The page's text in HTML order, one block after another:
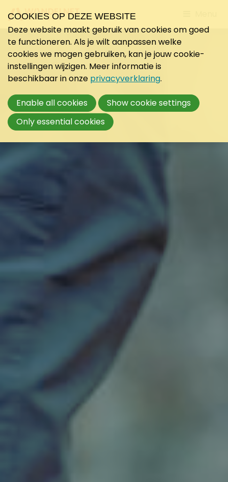
to
COOKIES OP DEZE WEBSITE
Deze website maakt gebruik van cookies om goed
te functioneren. Als je wilt aanpassen welke
cookies we mogen gebruiken, kan je jouw cookie-
instellingen wijzigen. Meer informatie is
beschikbaar in onze privacyverklaring.
Enable all cookies
Show cookie settings
Only essential cookies